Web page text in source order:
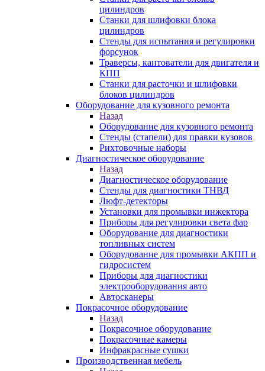
цилиндров
Станки для шлифовки блока
цилиндров
Стенды для испытания и регулировки
форсунок
Траверсы, кантователи для двигателя и
КПП
Станки для расточки и шлифовки
блоков цилиндров
Оборудование для кузовного ремонта
Назад
Оборудование для кузовного ремонта
Стенды (стапели) для правки кузовов
Рихтовочные наборы
Диагностическое оборудование
Назад
Диагностическое оборудование
Стенды для диагностики ТНВД
Люфт-детекторы
Установки для промывки инжектора
Приборы для регулировки света фар
Оборудование для диагностики
топливных систем
Оборудование для промывки АКПП и
гидросистем
Приборы для диагностики
электрооборудования авто
Автосканеры
Покрасочное оборудование
Назад
Покрасочное оборудование
Покрасочные камеры
Инфракрасные сушки
Производственная мебель